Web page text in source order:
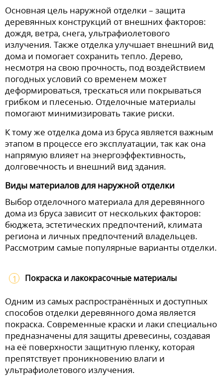
Основная цель наружной отделки – защита
деревянных конструкций от внешних факторов:
дождя, ветра, снега, ультрафиолетового
излучения. Также отделка улучшает внешний вид
дома и помогает сохранить тепло. Дерево,
несмотря на свою прочность, под воздействием
погодных условий со временем может
деформироваться, трескаться или покрываться
грибком и плесенью. Отделочные материалы
помогают минимизировать такие риски.
К тому же отделка дома из бруса является важным
этапом в процессе его эксплуатации, так как она
напрямую влияет на энергоэффективность,
долговечность и внешний вид здания.
Виды материалов для наружной отделки
Выбор отделочного материала для деревянного
дома из бруса зависит от нескольких факторов:
бюджета, эстетических предпочтений, климата
региона и личных предпочтений владельцев.
Рассмотрим самые популярные варианты отделки.
Покраска и лакокрасочные материалы
Одним из самых распространённых и доступных
способов отделки деревянного дома является
покраска. Современные краски и лаки специально
предназначены для защиты древесины, создавая
на её поверхности защитную пленку, которая
препятствует проникновению влаги и
ультрафиолетового излучения.